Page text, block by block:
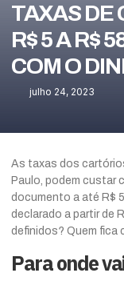
TAXAS DE
R$ 5 A R$
COM O
julho 24, 2023
As taxas dos
Paulo, podem custar
documento a até R$
declarado a partir de
definidos? Quem fica
Para onde